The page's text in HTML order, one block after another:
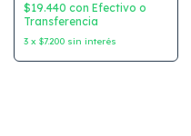
Acosta Editorial: Del
Naranjo
$19.440 con Efectivo o
Transferencia
3 x $7.200 sin interés